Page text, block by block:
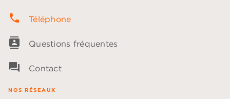
phone Téléphone
contacts Questions fréquentes
question_answer Contact
NOS RÉSEAUX